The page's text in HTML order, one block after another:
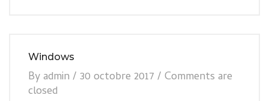
Windows
Byadmin / 30 octobre 2017 / Comments are
closed